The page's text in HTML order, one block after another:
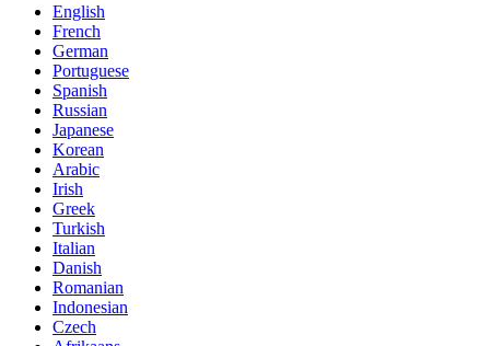
English
French
German
Portuguese
Spanish
Russian
Japanese
Korean
Arabic
Irish
Greek
Turkish
Italian
Danish
Romanian
Indonesian
Czech